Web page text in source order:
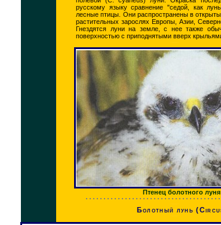
русскому языку сравнение "седой, как
лесные птицы. Они распространены в
растительных зарослях Европы, Азии,
Гнездятся луни на земле, с нее также
поверхностью с приподнятыми вверх
Птенец болотного луня
Болотный лунь